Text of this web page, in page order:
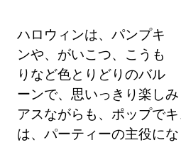
ハロウィンは、パンプキ
ンや、がいこつ、こうも
りなど色とりどりのバル
ーンで、思いっきり楽し
アスながらも、ポップで
は、パーティーの主役にな